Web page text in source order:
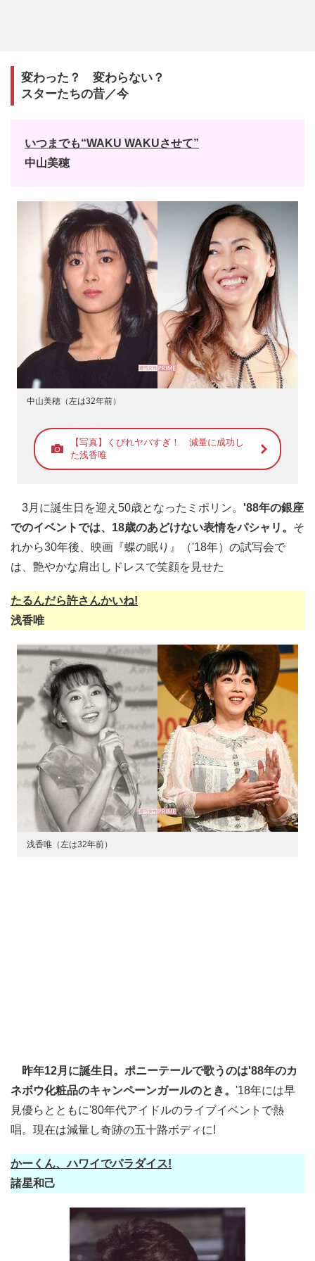
変わった？ 変わらない？
スターたちの昔／今
いつまでも“WAKU WAKUさせて”
中山美穂
中山美穂（左は32年前）
【写真】くびれヤバすぎ！ 減量に成功し
た浅香唯
3月に誕生日を迎え50歳となったミポリン。 '88年の銀座
でのイベントでは、18歳のあどけない表情をパシャリ。 そ
れから30年後、映画『蝶の眠り』（'18年）の試写会で
は、艶やかな肩出しドレスで笑顔を見せた
たるんだら許さんかいね!
浅香唯
浅香唯（左は32年前）
昨年12月に誕生日。ポニーテールで歌うのは'88年のカ
ネボウ化粧品のキャンペーンガールのとき。 '18年には早
見優らとともに'80年代アイドルのライブイベントで熱
唱。現在は減量し奇跡の五十路ボディに!
かーくん、ハワイでパラダイス!
諸星和己